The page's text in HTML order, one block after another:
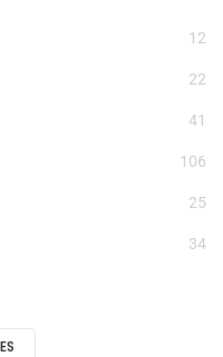
12
22
41
106
25
34